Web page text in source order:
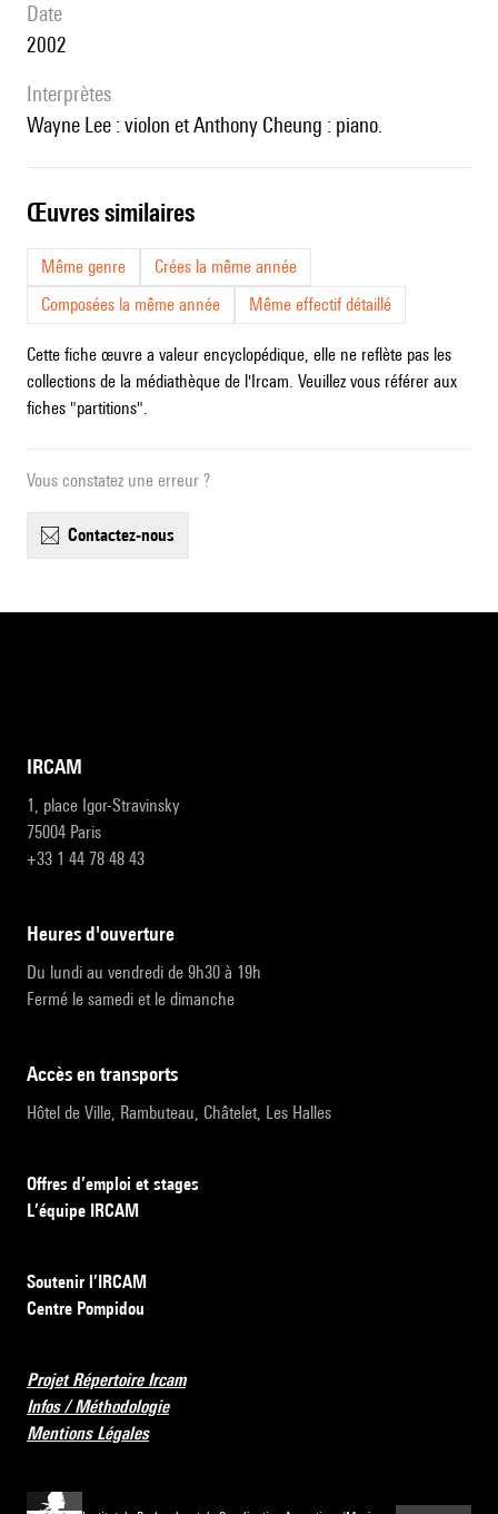
date
2002
interprètes
Wayne Lee : violon et Anthony Cheung : piano.
œuvres similaires
Même genre
Crées la même année
Composées la même année
Même effectif détaillé
Cette fiche œuvre a valeur encyclopédique, elle ne reflète pas les
collections de la médiathèque de l'Ircam. Veuillez vous référer aux
fiches "partitions".
Vous constatez une erreur ?
contactez-nous
IRCAM
1, place Igor-Stravinsky
75004 Paris
+33 1 44 78 48 43
heures d'ouverture
Du lundi au vendredi de 9h30 à 19h
Fermé le samedi et le dimanche
accès en transports
Hôtel de Ville, Rambuteau, Châtelet, Les Halles
Offres d’emploi et stages
L’équipe IRCAM
Soutenir l’IRCAM
Centre Pompidou
Projet Répertoire Ircam
Infos / Méthodologie
Mentions Légales